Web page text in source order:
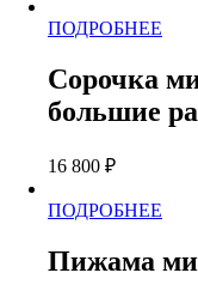
ПОДРОБНЕЕ
Сорочка
большие
16 800 ₽
ПОДРОБНЕЕ
Пижама